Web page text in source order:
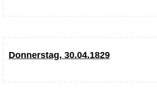
Donnerstag, 30.04.1829